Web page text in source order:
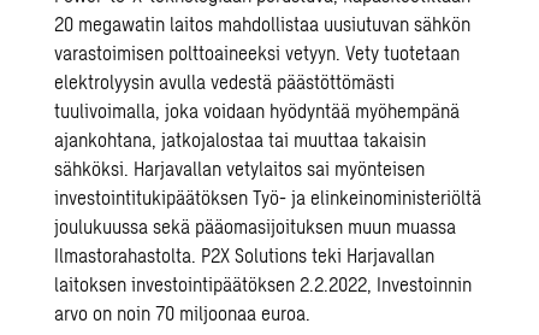
20 megawatin laitos mahdollistaa uusiutuvan sähkön
varastoimisen polttoaineeksi vetyyn. Vety tuotetaan
elektrolyysin avulla vedestä päästöttömästi
tuulivoimalla, joka voidaan hyödyntää myöhempänä
ajankohtana, jatkojalostaa tai muuttaa takaisin
sähköksi. Harjavallan vetylaitos sai myönteisen
investointitukipäätöksen Työ- ja elinkeinoministeriöltä
joulukuussa sekä pääomasijoituksen muun muassa
Ilmastorahastolta. P2X Solutions teki Harjavallan
laitoksen investointipäätöksen 2.2.2022, Investoinnin
arvo on noin 70 miljoonaa euroa.